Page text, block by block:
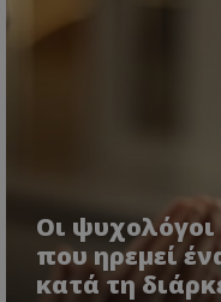
Οι
που ηρεμεί
κατά τη